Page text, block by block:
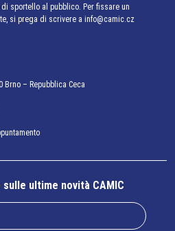
sportello al pubblico. Per fissare un
si prega di scrivere a info@camic.cz
Brno – Repubblica Ceca
ultime novità CAMIC